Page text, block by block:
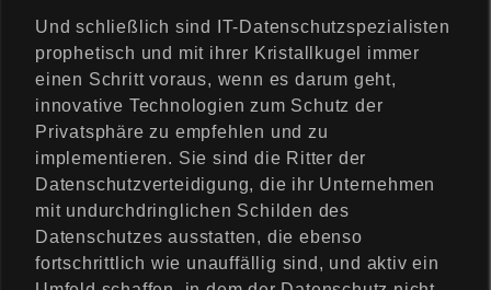
Und schließlich sind IT-Datenschutzspezialisten
prophetisch und mit ihrer Kristallkugel immer
einen Schritt voraus, wenn es darum geht,
innovative Technologien zum Schutz der
Privatsphäre zu empfehlen und zu
implementieren. Sie sind die Ritter der
Datenschutzverteidigung, die ihr Unternehmen
mit undurchdringlichen Schilden des
Datenschutzes ausstatten, die ebenso
fortschrittlich wie unauffällig sind, und aktiv ein